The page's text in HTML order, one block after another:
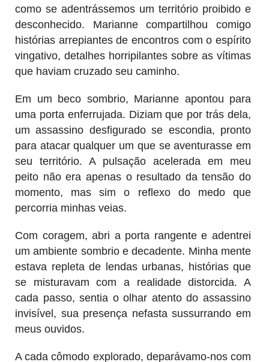
como se adentrássemos um território proibido e
desconhecido. Marianne compartilhou comigo
histórias arrepiantes de encontros com o espírito
vingativo, detalhes horripilantes sobre as vítimas
que haviam cruzado seu caminho.
Em um beco sombrio, Marianne apontou para
uma porta enferrujada. Diziam que por trás dela,
um assassino desfigurado se escondia, pronto
para atacar qualquer um que se aventurasse em
seu território. A pulsação acelerada em meu
peito não era apenas o resultado da tensão do
momento, mas sim o reflexo do medo que
percorria minhas veias.
Com coragem, abri a porta rangente e adentrei
um ambiente sombrio e decadente. Minha mente
estava repleta de lendas urbanas, histórias que
se misturavam com a realidade distorcida. A
cada passo, sentia o olhar atento do assassino
invisível, sua presença nefasta sussurrando em
meus ouvidos.
A cada cômodo explorado, deparávamo-nos com